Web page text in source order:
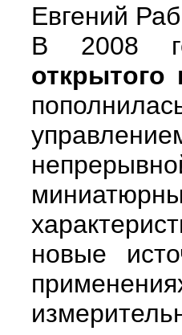
Евгений
В 2008
открытого
новые